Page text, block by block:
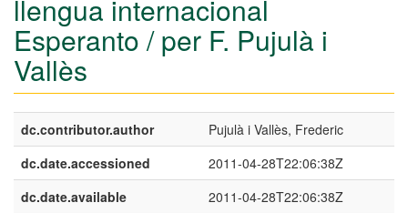
llengua internacional
Esperanto / per F. Pujulà i
Vallès
dc.contributor.author
Pujulà i Vallès, Frederic
dc.date.accessioned
2011-04-28T22:06:38Z
dc.date.available
2011-04-28T22:06:38Z